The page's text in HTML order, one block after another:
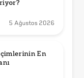
5 Ağustos 2026
En